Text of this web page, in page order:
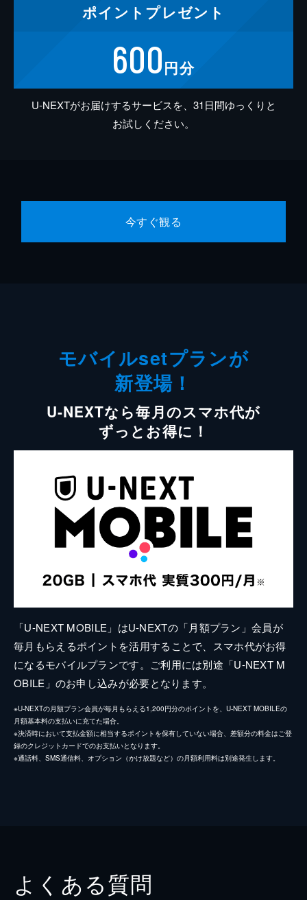
ポイント プレゼント
600円分
U-NEXTがお届けするサービスを、31日間ゆっくりと
お試しください。
今すぐ観る
モバイルsetプランが
新登場！
U-NEXTなら毎月のスマホ代が
ずっとお得に！
「U-NEXT MOBILE」はU-NEXTの「月額プラン」会員が
毎月もらえるポイントを活用することで、スマホ代がお得
になるモバイルプランです。ご利用には別途「U-NEXT M
OBILE」のお申し込みが必要となります。
※U-NEXTの月額プラン会員が毎月もらえる1,200円分のポイントを、U-NEXT MOBILEの
月額基本料の支払いに充てた場合。
※決済時において支払金額に相当するポイントを保有していない場合、差額分の料金はご登
録のクレジットカードでのお支払いとなります。
※通話料、SMS通信料、オプション（かけ放題など）の月額利用料は別途発生します。
よくある質問